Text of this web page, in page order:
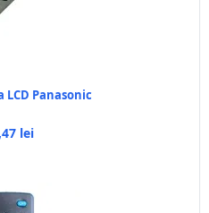
LCD Panasonic
lei